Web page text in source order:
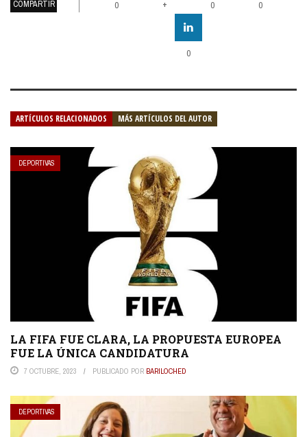
COMPARTIR 0 + 0 0
0
ARTÍCULOS RELACIONADOS MÁS ARTÍCULOS DEL AUTOR
DEPORTIVAS
LA FIFA FUE CLARA, LA PROPUESTA EUROPEA
FUE LA ÚNICA CANDIDATURA
7 OCTUBRE, 2023 PUBLICADO POR BARILOCHED
DEPORTIVAS